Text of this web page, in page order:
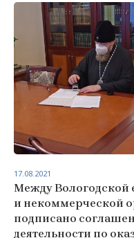
Между Вологодской
и некоммерческой
подписано
деятельности по
17.08.2021